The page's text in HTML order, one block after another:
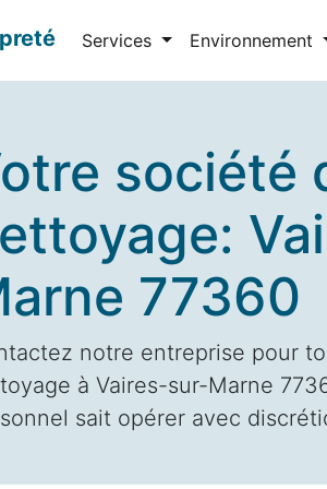
Services Environnement
société
77360
notre entreprise pour
à Vaires-sur-Marne
sait opérer avec